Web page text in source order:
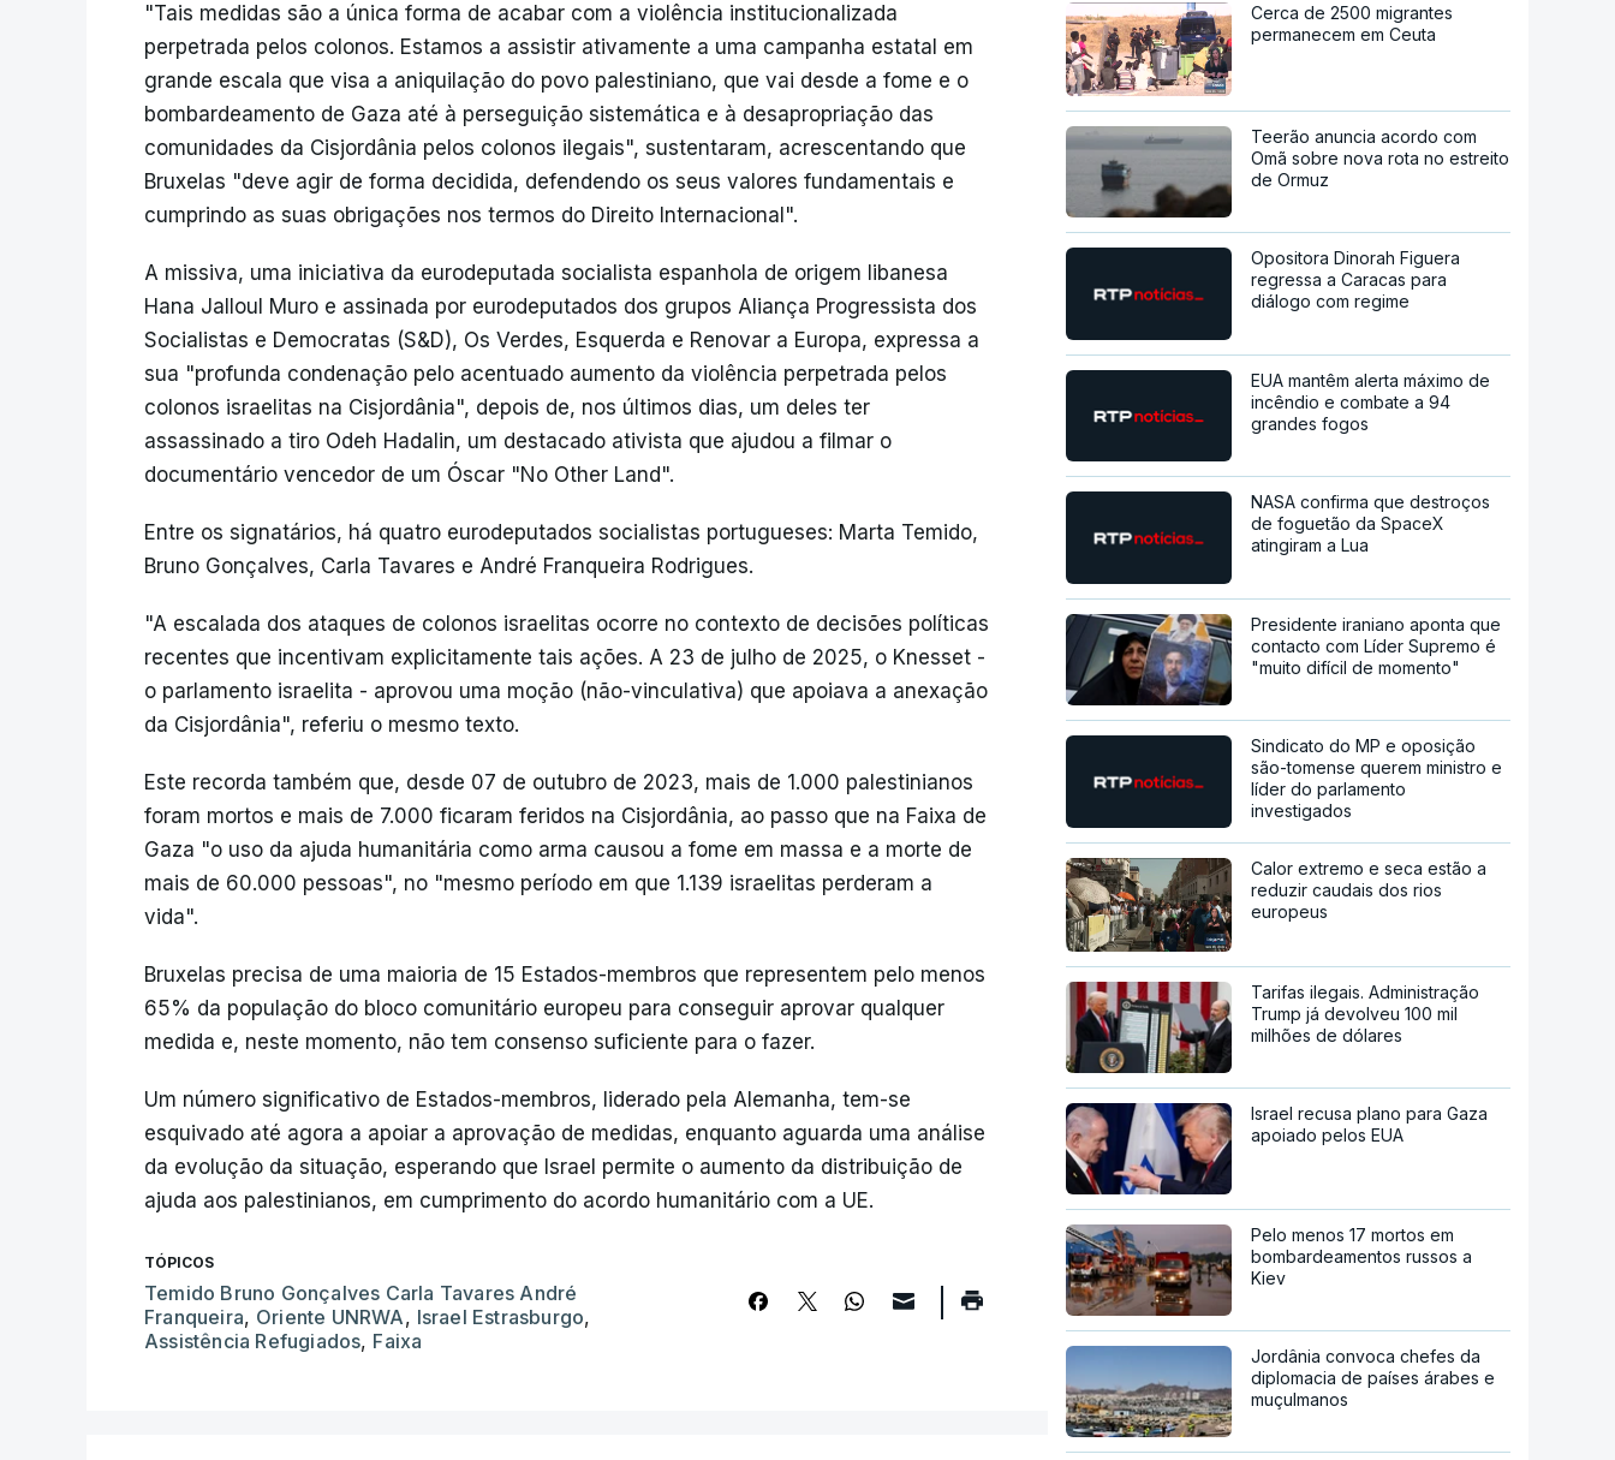
"Tais medidas são a única forma de acabar com a violência institucionalizada
perpetrada pelos colonos. Estamos a assistir ativamente a uma campanha estatal em
grande escala que visa a aniquilação do povo palestiniano, que vai desde a fome e o
bombardeamento de Gaza até à perseguição sistemática e à desapropriação das
comunidades da Cisjordânia pelos colonos ilegais", sustentaram, acrescentando que
Bruxelas "deve agir de forma decidida, defendendo os seus valores fundamentais e
cumprindo as suas obrigações nos termos do Direito Internacional".
A missiva, uma iniciativa da eurodeputada socialista espanhola de origem libanesa
Hana Jalloul Muro e assinada por eurodeputados dos grupos Aliança Progressista dos
Socialistas e Democratas (S&D), Os Verdes, Esquerda e Renovar a Europa, expressa a
sua "profunda condenação pelo acentuado aumento da violência perpetrada pelos
colonos israelitas na Cisjordânia", depois de, nos últimos dias, um deles ter
assassinado a tiro Odeh Hadalin, um destacado ativista que ajudou a filmar o
documentário vencedor de um Óscar "No Other Land".
Entre os signatários, há quatro eurodeputados socialistas portugueses: Marta Temido,
Bruno Gonçalves, Carla Tavares e André Franqueira Rodrigues.
"A escalada dos ataques de colonos israelitas ocorre no contexto de decisões políticas
recentes que incentivam explicitamente tais ações. A 23 de julho de 2025, o Knesset -
o parlamento israelita - aprovou uma moção (não-vinculativa) que apoiava a anexação
da Cisjordânia", referiu o mesmo texto.
Este recorda também que, desde 07 de outubro de 2023, mais de 1.000 palestinianos
foram mortos e mais de 7.000 ficaram feridos na Cisjordânia, ao passo que na Faixa de
Gaza "o uso da ajuda humanitária como arma causou a fome em massa e a morte de
mais de 60.000 pessoas", no "mesmo período em que 1.139 israelitas perderam a
vida".
Bruxelas precisa de uma maioria de 15 Estados-membros que representem pelo menos
65% da população do bloco comunitário europeu para conseguir aprovar qualquer
medida e, neste momento, não tem consenso suficiente para o fazer.
Um número significativo de Estados-membros, liderado pela Alemanha, tem-se
esquivado até agora a apoiar a aprovação de medidas, enquanto aguarda uma análise
da evolução da situação, esperando que Israel permite o aumento da distribuição de
ajuda aos palestinianos, em cumprimento do acordo humanitário com a UE.
TÓPICOS
Temido Bruno Gonçalves Carla Tavares André
Franqueira, Oriente UNRWA, Israel Estrasburgo,
Assistência Refugiados, Faixa
Cerca de 2500 migrantes
permanecem em Ceuta
Teerão anuncia acordo com
Omã sobre nova rota no estreito
de Ormuz
Opositora Dinorah Figuera
regressa a Caracas para
diálogo com regime
EUA mantêm alerta máximo de
incêndio e combate a 94
grandes fogos
NASA confirma que destroços
de foguetão da SpaceX
atingiram a Lua
Presidente iraniano aponta que
contacto com Líder Supremo é
"muito difícil de momento"
Sindicato do MP e oposição
são-tomense querem ministro e
líder do parlamento
investigados
Calor extremo e seca estão a
reduzir caudais dos rios
europeus
Tarifas ilegais. Administração
Trump já devolveu 100 mil
milhões de dólares
Israel recusa plano para Gaza
apoiado pelos EUA
Pelo menos 17 mortos em
bombardeamentos russos a
Kiev
Jordânia convoca chefes da
diplomacia de países árabes e
muçulmanos